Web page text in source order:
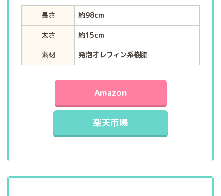
長さ
約98cm
太さ
約15cm
素材
発泡オレフィン系樹脂
Amazon
楽天市場